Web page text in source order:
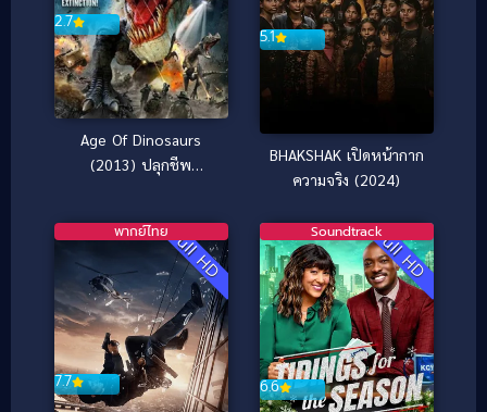
2.7
Age Of Dinosaurs
(2013) ปลุกชีพ
5.1
BHAKSHAK เปิดหน้ากาก
ความจริง (2024)
Full HD
7.7
พากย์ไทย Full HD
6.6
Soundtrack